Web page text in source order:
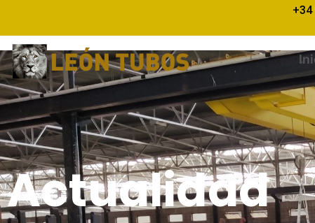
Corte de tubos de
Actualidad
14/03/2024 / Comentarios desactivados
Actualidad